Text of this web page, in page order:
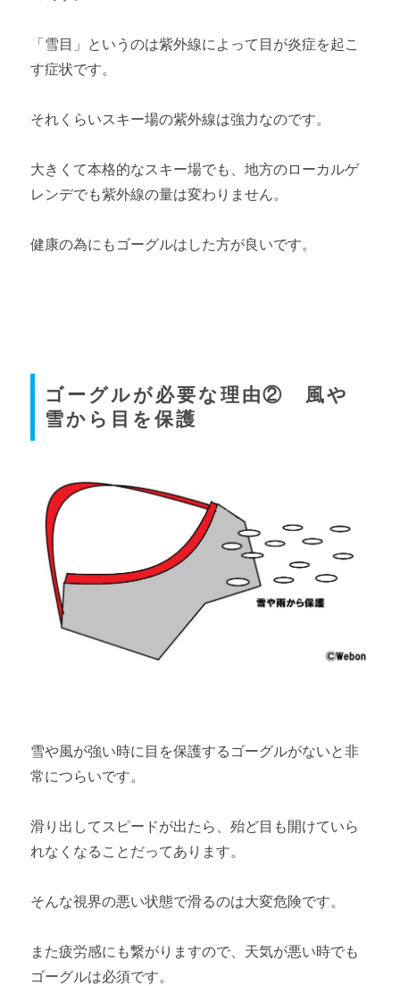
「雪目」というのは紫外線によって目が炎症を起こ
す症状です。
それくらいスキー場の紫外線は強力なのです。
大きくて本格的なスキー場でも、地方のローカルゲ
レンデでも紫外線の量は変わりません。
健康の為にもゴーグルはした方が良いです。
ゴーグルが必要な理由② 風や
雪から目を保護
雪や風が強い時に目を保護するゴーグルがないと非
常につらいです。
滑り出してスピードが出たら、殆ど目も開けていら
れなくなることだってあります。
そんな視界の悪い状態で滑るのは大変危険です。
また疲労感にも繋がりますので、天気が悪い時でも
ゴーグルは必須です。